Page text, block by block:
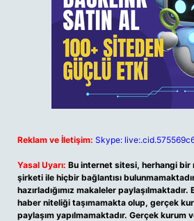
Reklam ve İletişim: Skype:
Yasal Uyarı: Bu internet sitesi, herhangi bir
şirketi ile hiçbir bağlantısı
hazırladığımız makaleler
haber niteliği taşımamakta olup, gerçek
paylaşım yapılmamaktadır. Gerçek kurum